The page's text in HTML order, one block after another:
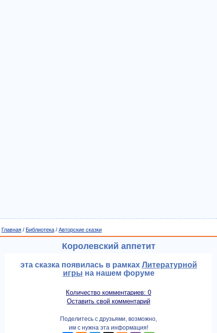
Главная / Библиотека / Авторские сказки
Королевский аппетит
эта сказка появилась в рамках Литературной
игры на нашем форуме
Количество комментариев: 0
Оставить свой комментарий
Поделитесь с друзьями, возможно,
им с нужна эта информация!